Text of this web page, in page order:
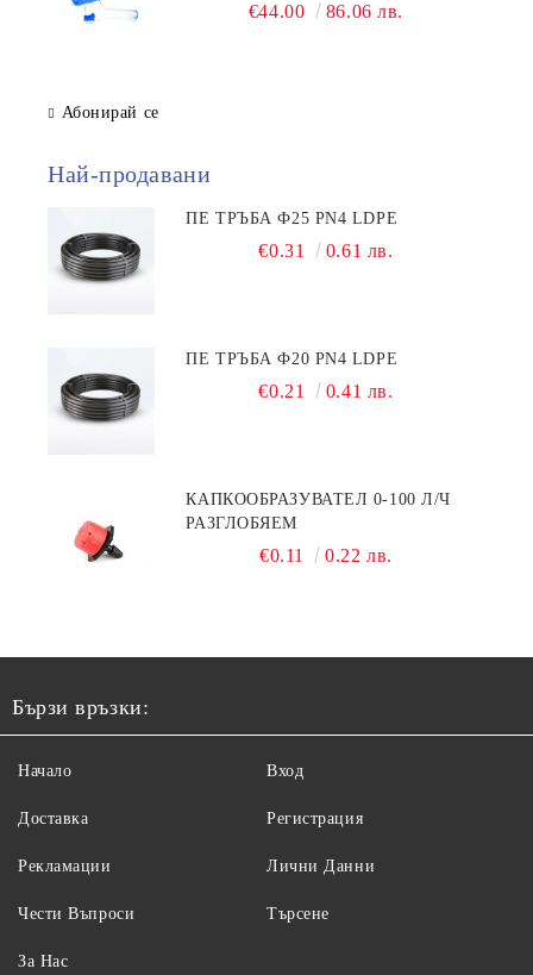
€44.00 86.06 лв.
Абонирай се
Най-продавани
ПЕ ТРЪБА Ф25 PN4 LDPE
€0.31 0.61 лв.
ПЕ ТРЪБА Ф20 PN4 LDPE
€0.21 0.41 лв.
КАПКООБРАЗУВАТЕЛ 0-100 Л/Ч
РАЗГЛОБЯЕМ
€0.11 0.22 лв.
Бързи връзки:
Начало
Доставка
Рекламации
Чести Въпроси
Вход
Регистрация
Лични Данни
Търсене
За Нас